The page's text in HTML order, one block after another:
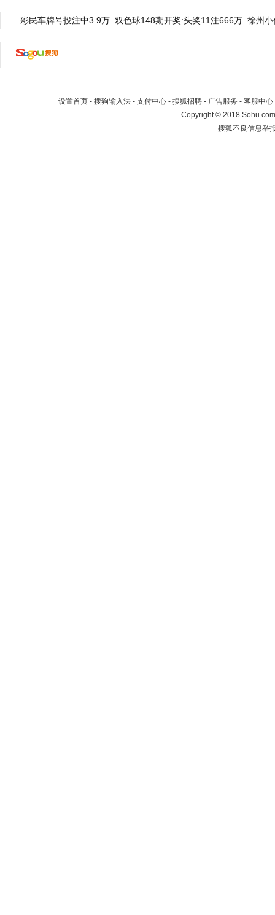
彩民车牌号投注中3.9万 双色球148期开奖:头奖11注666万 徐州
设置首页 - 搜狗输入法 - 支付中心 - 搜狐招聘 - 广告服务 - 客服中心
Copyright©2018
搜狐不良信息举